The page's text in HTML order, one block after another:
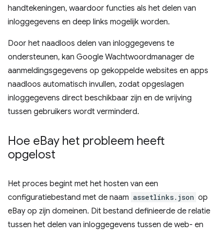
handtekeningen, waardoor functies als het delen van
inloggegevens en deep links mogelijk worden.
Door het naadloos delen van inloggegevens te
ondersteunen, kan Google Wachtwoordmanager de
aanmeldingsgegevens op gekoppelde websites en apps
naadloos automatisch invullen, zodat opgeslagen
inloggegevens direct beschikbaar zijn en de wrijving
tussen gebruikers wordt verminderd.
Hoe eBay het probleem heeft
opgelost
Het proces begint met het hosten van een
configuratiebestand met de naam assetlinks.json op
eBay op zijn domeinen. Dit bestand definieerde de relatie
tussen het delen van inloggegevens tussen de web- en